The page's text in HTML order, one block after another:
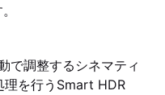
で調整するシネマティ
理を行うSmart HDR